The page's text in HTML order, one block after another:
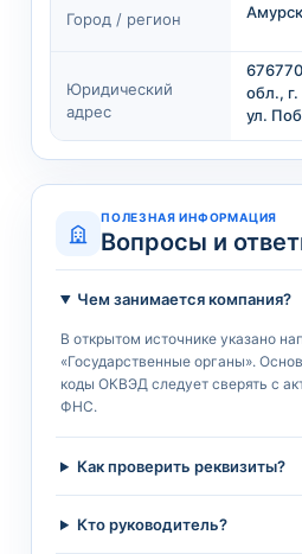
Город / регион
Юридический
адрес
обл.,
ул.
ПОЛЕЗНАЯ ИНФОРМАЦИЯ
Вопросы и
Чем занимается компания?
В открытом источнике указано
«Государственные органы».
коды ОКВЭД следует сверять с
ФНС.
Как проверить реквизиты?
Кто руководитель?